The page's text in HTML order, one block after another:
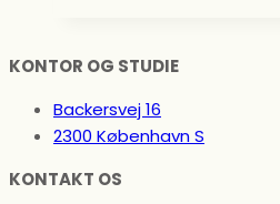
KONTOR OG STUDIE
Backersvej 16
2300 København S
KONTAKT OS